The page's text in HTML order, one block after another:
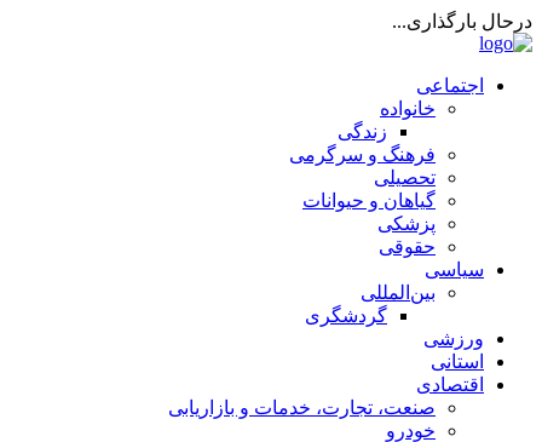
درحال بارگذاری...
اجتماعی
خانواده
زندگی
فرهنگ و سرگرمی
تحصیلی
گیاهان و حیوانات
پزشکی
حقوقی
سیاسی
بین‌المللی
گردشگری
ورزشی
استانی
اقتصادی
صنعت، تجارت، خدمات و بازاریابی
خودرو